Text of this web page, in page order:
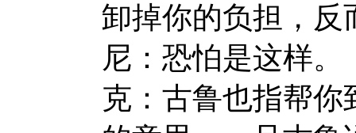
卸掉你的负担，反
尼：恐怕是这样。
克：古鲁也指帮